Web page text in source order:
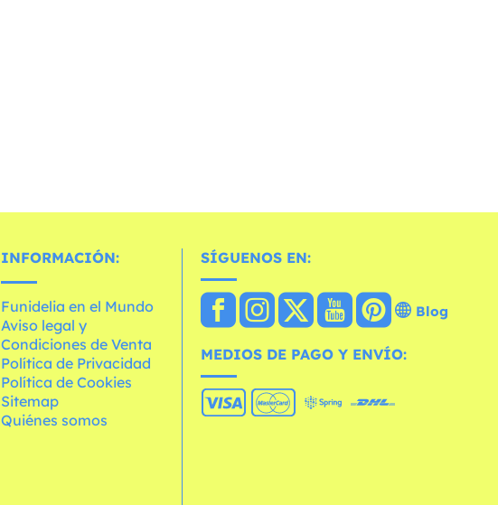
INFORMACIÓN:
Funidelia en el Mundo
Aviso legal y
Condiciones de Venta
Política de Privacidad
Política de Cookies
Sitemap
Quiénes somos
SÍGUENOS EN:
Blog
MEDIOS DE PAGO Y ENVÍO: